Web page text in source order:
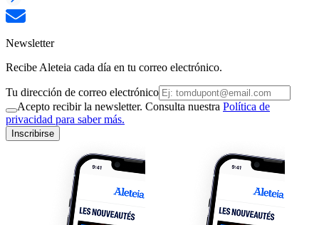
Newsletter
Recibe Aleteia cada día en tu correo electrónico.
Tu dirección de correo electrónico
Acepto recibir la newsletter. Consulta nuestra Política de
privacidad para saber más.
Inscribirse